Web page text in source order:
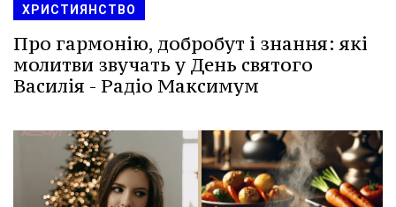
ХРИСТИЯНСТВО
Про гармонію, добробут і знання: які
молитви звучать у День святого
Василія - Радіо Максимум